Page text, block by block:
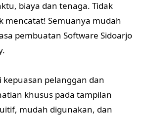
biaya dan tenaga. Tidak
mencatat! Semuanya mudah
pembuatan Software Sidoarjo
pelanggan dan
khusus pada tampilan
mudah digunakan, dan